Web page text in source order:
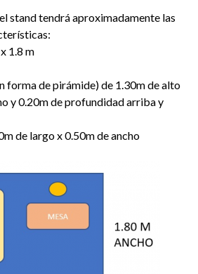
stand tendrá aproximadamente las
1.8 m
forma de pirámide) de 1.30m de alto
y 0.20m de profundidad arriba y
de largo x 0.50m de ancho